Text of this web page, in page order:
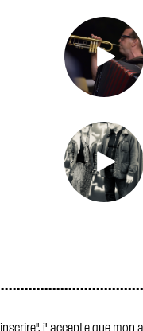
j' accepte que